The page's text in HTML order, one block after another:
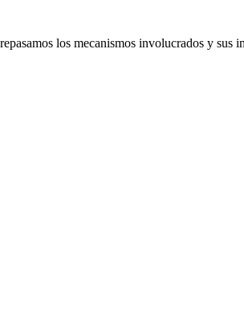
los mecanismos involucrados y sus